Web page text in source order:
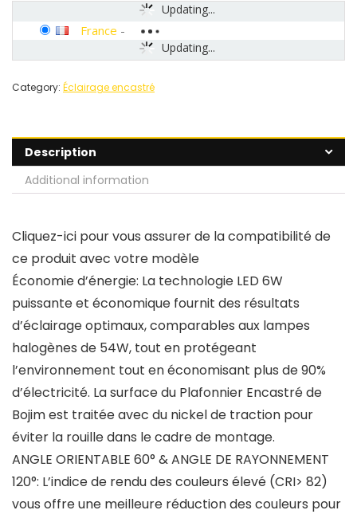
Updating...
Updating...
France -
Category: Éclairage encastré
Description
Additional information
Cliquez-ici pour vous assurer de la compatibilité de
ce produit avec votre modèle
Économie d’énergie: La technologie LED 6W
puissante et économique fournit des résultats
d’éclairage optimaux, comparables aux lampes
halogènes de 54W, tout en protégeant
l’environnement tout en économisant plus de 90%
d’électricité. La surface du Plafonnier Encastré de
Bojim est traitée avec du nickel de traction pour
éviter la rouille dans le cadre de montage.
ANGLE ORIENTABLE 60° & ANGLE DE RAYONNEMENT
120°: L’indice de rendu des couleurs élevé (CRI> 82)
vous offre une meilleure réduction des couleurs pour